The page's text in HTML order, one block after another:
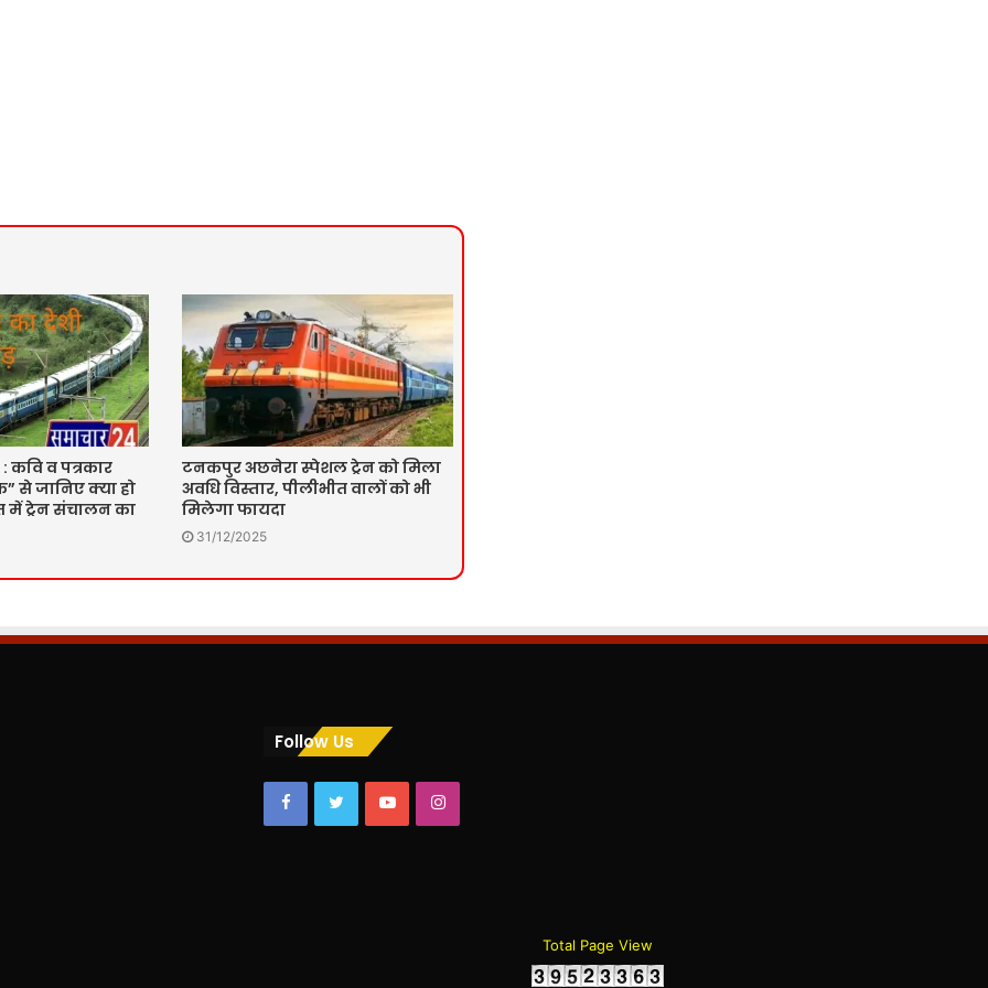
कवि व पत्रकार
से जानिए क्या हो
में ट्रेन संचालन का
टनकपुर अछनेरा स्पेशल ट्रेन को मिला
अवधि विस्तार, पीलीभीत वालों को भी
मिलेगा फायदा
31/12/2025
Follow Us
FacebookTwitterYouTubeInstagram
Total Page View